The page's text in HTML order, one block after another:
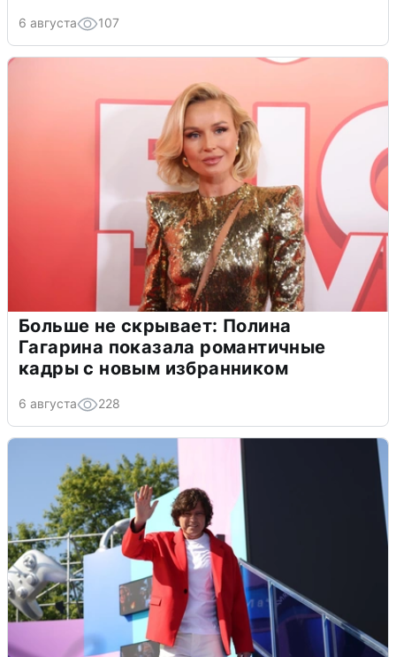
6 августа 107
Больше не скрывает: Полина
Гагарина показала романтичные
кадры с новым избранником
6 августа 228